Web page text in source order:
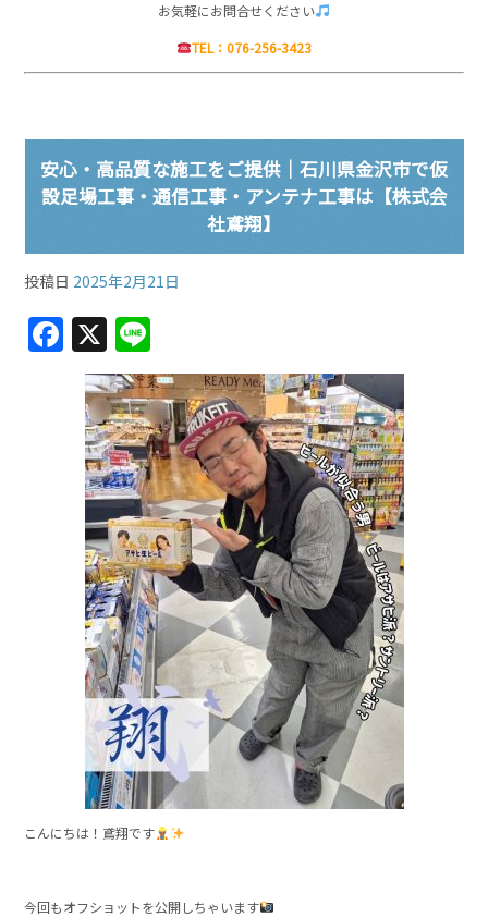
お気軽にお問合せください
TEL：076-256-3423
安心・高品質な施工をご提供｜石川県金沢市で仮
設足場工事・通信工事・アンテナ工事は【株式会
社鳶翔】
投稿日 2025年2月21日
F
a
b
o
o
X
n
e
こんにちは！鳶翔です
今回もオフショットを公開しちゃいます